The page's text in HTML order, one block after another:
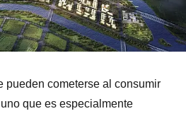
pueden cometerse al consumir
que es especialmente